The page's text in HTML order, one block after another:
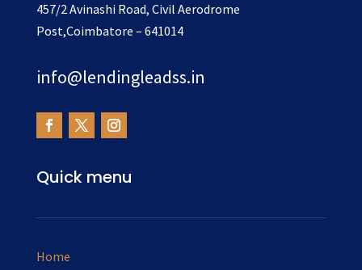
457/2 Avinashi Road, Civil Aerodrome
Post,Coimbatore – 641014
info@lendingleadss.in
Quick menu
Home